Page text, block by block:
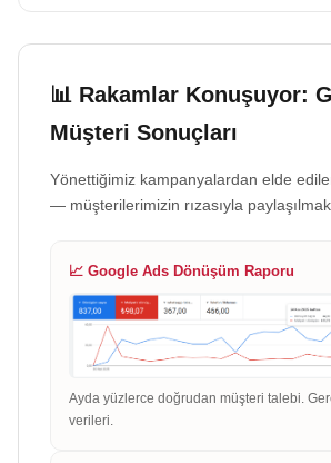
📊 Rakamlar Konuşuyor:
Müşteri Sonuçları
Yönettiğimiz kampanyalardan elde
— müşterilerimizin rızasıyla
📈 Google Ads Dönüşüm Raporu
Ayda yüzlerce doğrudan müşteri talebi.
verileri.